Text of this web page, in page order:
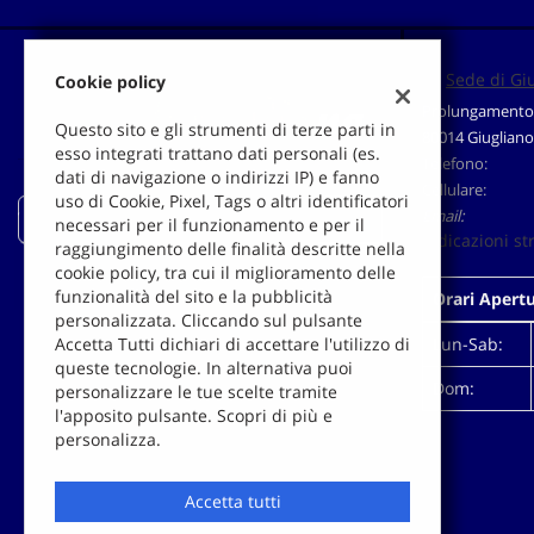
Auto-Pigna
Sede di
80014
Telefono:
Cellulare:
Email:
Indicazioni
Orari
Lun-Sab:
Dom:
Cookie policy
Questo sito e gli strumenti di terze parti in
esso integrati trattano dati personali (es.
dati di navigazione o indirizzi IP) e fanno
uso di Cookie, Pixel, Tags o altri identificatori
necessari per il funzionamento e per il
raggiungimento delle finalità descritte nella
cookie policy, tra cui il miglioramento delle
funzionalità del sito e la pubblicità
personalizzata. Cliccando sul pulsante
Accetta Tutti dichiari di accettare l'utilizzo di
queste tecnologie. In alternativa puoi
personalizzare le tue scelte tramite
l'apposito pulsante. Scopri di più e
personalizza.
Accetta tutti
Leggi
la